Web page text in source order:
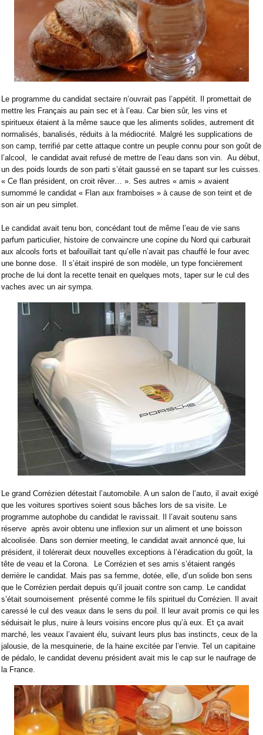
Le programme du candidat sectaire n’ouvrait pas l’appétit. Il promettait de
mettre les Français au pain sec et à l’eau. Car bien sûr, les vins et
spiritueux étaient à la même sauce que les aliments solides, autrement dit
normalisés, banalisés, réduits à la médiocrité. Malgré les supplications de
son camp, terrifié par cette attaque contre un peuple connu pour son goût de
l’alcool,
le candidat avait refusé de mettre de l’eau dans son vin.
Au début,
un des poids lourds de son parti s’était gaussé en se tapant sur les cuisses.
« Ce flan président, on croit rêver… ». Ses autres « amis » avaient
surnommé le candidat « Flan aux framboises » à cause de son teint et de
son air un peu simplet.
Le candidat avait tenu bon, concédant tout de même l’eau de vie sans
parfum particulier, histoire de convaincre une copine du Nord qui carburait
aux alcools forts et bafouillait tant qu’elle n’avait pas chauffé le four avec
une bonne dose.
Il s’était inspiré de son modèle, un type foncièrement
proche de lui dont la recette tenait en quelques mots, taper sur le cul des
vaches avec un air sympa.
Le grand Corrézien détestait l’automobile. A un salon de l’auto, il avait exigé
que les voitures sportives soient sous bâches lors de sa visite. Le
programme autophobe du candidat le ravissait. Il l’avait soutenu sans
réserve après avoir obtenu une inflexion sur un aliment et une boisson
alcoolisée. Dans son dernier meeting, le candidat avait annoncé que, lui
président, il tolérerait deux nouvelles exceptions à l’éradication du goût, la
tête de veau et la Corona.
Le Corrézien et ses amis s’étaient rangés
derrière le candidat. Mais pas sa femme, dotée, elle, d’un solide bon sens
que le Corrézien perdait depuis qu’il jouait contre son camp. Le candidat
s’était sournoisement présenté comme le fils spirituel du Corrézien. Il avait
caressé le cul des veaux dans le sens du poil. Il leur avait promis ce qui les
séduisait le plus, nuire à leurs voisins encore plus qu’à eux. Et ça avait
marché, les veaux l’avaient élu, suivant leurs plus bas instincts, ceux de la
jalousie, de la mesquinerie, de la haine excitée par l’envie. Tel un capitaine
de pédalo, le candidat devenu président avait mis le cap sur le naufrage de
la France.